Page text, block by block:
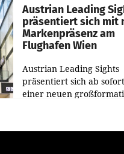
steht
Austrian Leading
präsentiert sich mit
Markenpräsenz am
Flughafen Wien
Austrian Leading Sights
präsentiert sich ab
einer neuen
Wien. Die Präsenz